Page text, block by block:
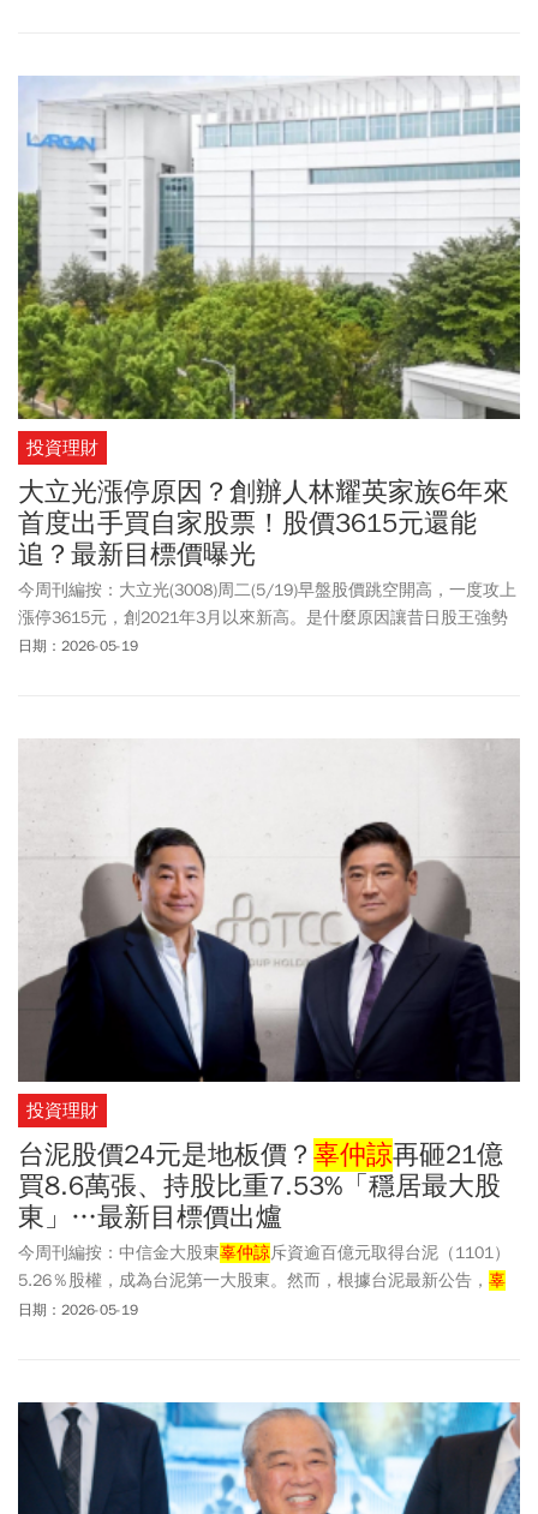
投資理財
大立光漲停原因？創辦人林耀英家族6年來
首度出手買自家股票！股價3615元還能
追？最新目標價曝光
今周刊編按：大立光(3008)周二(5/19)早盤股價跳空開高，一度攻上
漲停3615元，創2021年3月以來新高。是什麼原因讓昔日股王強勢
再起呢？大立光創辦人林耀英家族透過茂鈺進場買進100張自家股
也相當亮眼，加持股價往上衝。大立光目標價部分，有外資最高預
測達3722元；元大、富邦投顧及部分外資則將目標價設定在3060元
至3200元附近，認為目前股價合理反映預期。
日期：2026-05-19
投資理財
台泥股價24元是地板價？ 辜仲諒再砸21億
買8.6萬張、持股比重7.53%「穩居最大股
東」…最新目標價出爐
今周刊編按：中信金大股東辜仲諒斥資逾百億元取得台泥（1101）
5.26％股權，成為台泥第一大股東。然而，根據台泥最新公告， 辜
仲諒 於4月24日至5月14日期間，再加碼買進台泥8,616萬7,000股，
得股份之股權行使計畫」欄位中，公告明載「擬自行參選或支持他
人當選該公司董事（含獨立董事）」。法人報告，即使兩岸水泥本
業低迷，仍預估台泥今年全年有望轉盈，EPS來到0.93元，除給予
29元目標價，也與亞泥(1102)並列「買進」評級。週二（5/19）台
日期：2026-05-19